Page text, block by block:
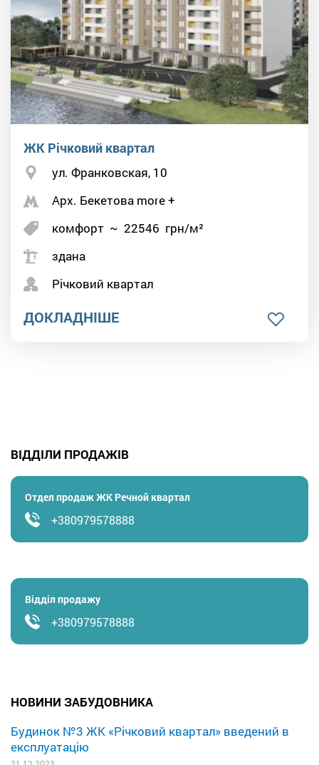
ЖК Річковий квартал
ул. Франковская, 10
Арх. Бекетова more +
комфорт ~ 22546 грн/м²
здана
Річковий квартал
ДОКЛАДНІШЕ
ВІДДІЛИ ПРОДАЖІВ
Отдел продаж ЖК Речной квартал
+380979578888
Відділ продажу
+380979578888
НОВИНИ ЗАБУДОВНИКА
Будинок №3 ЖК «Річковий квартал» введений в
експлуатацію